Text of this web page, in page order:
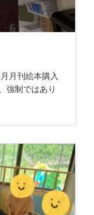
月刊絵本購入
強制ではあり